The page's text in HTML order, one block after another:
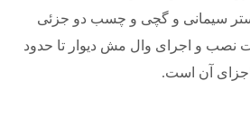
سیمانی و گچی و چسب دو جزئی
نصب و اجرای وال مش دیوار تا حدود
آن است.